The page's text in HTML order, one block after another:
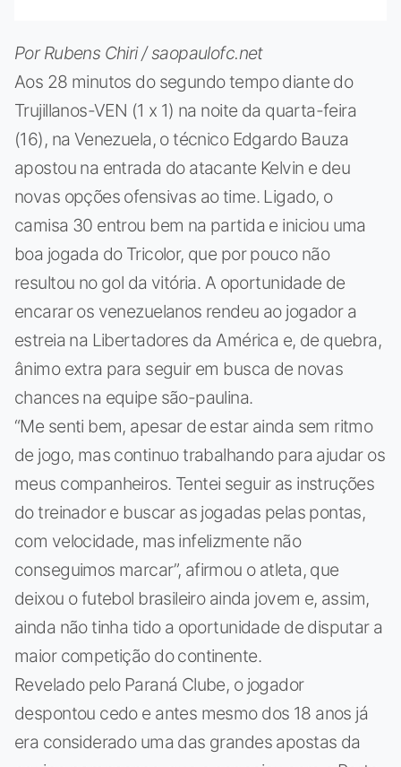
Por Rubens Chiri / saopaulofc.net
Aos 28 minutos do segundo tempo diante do
Trujillanos-VEN (1 x 1) na noite da quarta-feira
(16), na Venezuela, o técnico Edgardo Bauza
apostou na entrada do atacante Kelvin e deu
novas opções ofensivas ao time. Ligado, o
camisa 30 entrou bem na partida e iniciou uma
boa jogada do Tricolor, que por pouco não
resultou no gol da vitória. A oportunidade de
encarar os venezuelanos rendeu ao jogador a
estreia na Libertadores da América e, de quebra,
ânimo extra para seguir em busca de novas
chances na equipe são-paulina.
“Me senti bem, apesar de estar ainda sem ritmo
de jogo, mas continuo trabalhando para ajudar os
meus companheiros. Tentei seguir as instruções
do treinador e buscar as jogadas pelas pontas,
com velocidade, mas infelizmente não
conseguimos marcar”, afirmou o atleta, que
deixou o futebol brasileiro ainda jovem e, assim,
ainda não tinha tido a oportunidade de disputar a
maior competição do continente.
Revelado pelo Paraná Clube, o jogador
despontou cedo e antes mesmo dos 18 anos já
era considerado uma das grandes apostas da